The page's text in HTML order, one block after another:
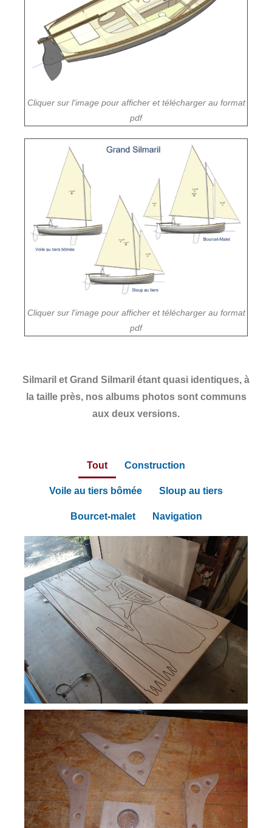
Cliquer sur l'image pour afficher et télécharger au format
pdf
Cliquer sur l'image pour afficher et télécharger au format
pdf
Silmaril et Grand Silmaril étant quasi identiques, à
la taille près, nos albums photos sont communs
aux deux versions.
Tout Construction
Voile au tiers bômée Sloup au tiers
Bourcet-malet Navigation